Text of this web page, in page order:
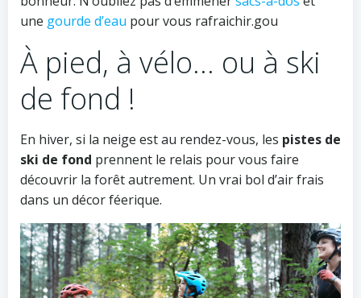
une gourde d’eau pour vous rafraichir.gou
À pied, à vélo… ou à ski
de fond !
En hiver, si la neige est au rendez-vous, les pistes de
ski de fond prennent le relais pour vous faire
découvrir la forêt autrement. Un vrai bol d’air frais
dans un décor féerique.